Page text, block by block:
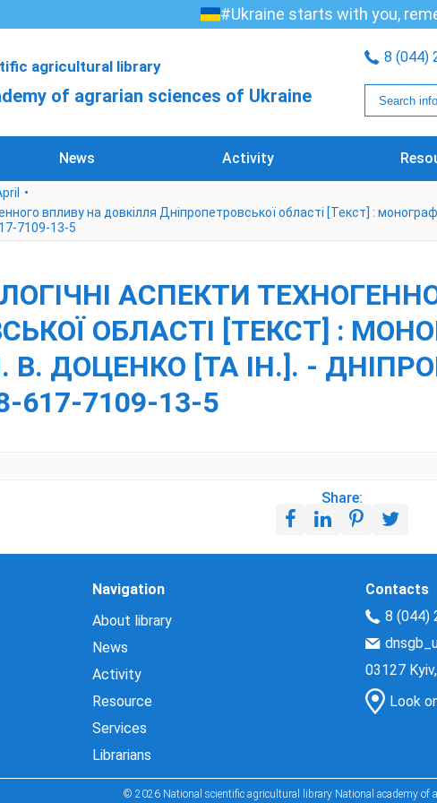
#Ukraine starts with you,
agricultural library
of agrarian sciences of Ukraine
8 (044)
News Activity
впливу на довкілля Дніпропетровської області [Текст] :
7109-13-5
АСПЕКТИ
ОБЛАСТІ [ТЕКСТ] :
В. ДОЦЕНКО [ТА ІН.]. -
617-7109-13-5
Share:
Navigation
About library
News
Activity
Resource
Services
Librarians
Contacts
8 (044)
03127
Look
© 2026 National scientific agricultural library National academy of